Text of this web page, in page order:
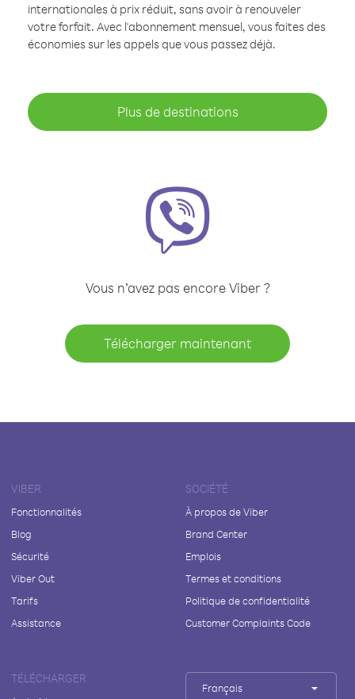
internationales à prix réduit, sans avoir à renouveler
votre forfait. Avec l'abonnement mensuel, vous faites des
économies sur les appels que vous passez déjà.
Plus de destinations
Vous n’avez pas encore Viber ?
Télécharger maintenant
VIBER
Fonctionnalités
Blog
Sécurité
Viber Out
Tarifs
Assistance
SOCIÉTÉ
À propos de Viber
Brand Center
Emplois
Termes et conditions
Politique de confidentialité
Customer Complaints Code
TÉLÉCHARGER
Français